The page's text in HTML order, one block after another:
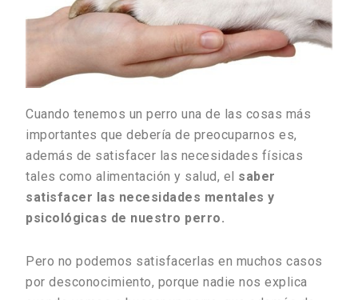
Cuando tenemos un perro una de las cosas más
importantes que debería de preocuparnos es,
además de satisfacer las necesidades físicas
tales como alimentación y salud, el saber
satisfacer las necesidades mentales y
psicológicas de nuestro perro.
Pero no podemos satisfacerlas en muchos casos
por desconocimiento, porque nadie nos explica